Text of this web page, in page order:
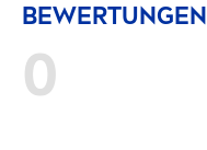
BEWERTUNGEN
0